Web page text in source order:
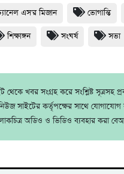
এস'র মিজান ভোগান্তি
শিক্ষাঙ্গন সংঘর্ষ সভা
খবর সংগ্রহ করে সংশ্লিষ্ট সূত্রসহ
সাইটের কর্তৃপক্ষের সাথে
অডিও ও ভিডিও ব্যবহার করা